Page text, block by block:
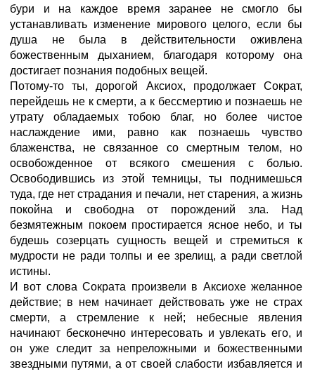
бури и на каждое время заранее не смогло бы
устанавливать изменение мирового целого, если бы
душа не была в действительности оживлена
божественным дыханием, благодаря которому она
достигает познания подобных вещей.
Потому-то ты, дорогой Аксиох, продолжает Сократ,
перейдешь не к смерти, а к бессмертию и познаешь не
утрату обладаемых тобою благ, но более чистое
наслаждение ими, равно как познаешь чувство
блаженства, не связанное со смертным телом, но
освобожденное от всякого смешения с болью.
Освободившись из этой темницы, ты поднимешься
туда, где нет страдания и печали, нет старения, а жизнь
покойна и свободна от порождений зла. Над
безмятежным покоем простирается ясное небо, и ты
будешь созерцать сущность вещей и стремиться к
мудрости не ради толпы и ее зрелищ, а ради светлой
истины.
И вот слова Сократа произвели в Аксиохе желанное
действие; в нем начинает действовать уже не страх
смерти, а стремление к ней; небесные явления
начинают бесконечно интересовать и увлекать его, и
он уже следит за непреложными и божественными
звездными путями, а от своей слабости избавляется и